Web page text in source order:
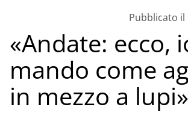
Pubblicato il
«Andate: ecco,
mando come
in mezzo a lupi»